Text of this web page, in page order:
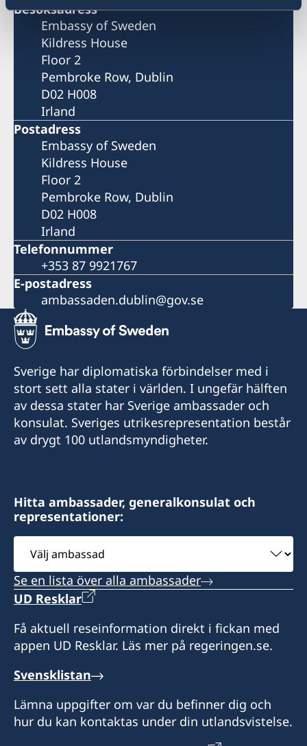
Besöksadress
Embassy of Sweden
Kildress House
Floor 2
Pembroke Row, Dublin
D02 H008
Irland
Postadress
Embassy of Sweden
Kildress House
Floor 2
Pembroke Row, Dublin
D02 H008
Irland
Telefonnummer
+353 87 9921767
E-postadress
ambassaden.dublin@gov.se
Sverige har diplomatiska förbindelser med i
stort sett alla stater i världen. I ungefär hälften
av dessa stater har Sverige ambassader och
konsulat. Sveriges utrikesrepresentation består
av drygt 100 utlandsmyndigheter.
Hitta ambassader, generalkonsulat och
representationer:
Välj
ambassad
Se en lista över alla ambassader
UD Resklar
Få aktuell reseinformation direkt i fickan med
appen UD Resklar. Läs mer på regeringen.se.
Svensklistan
Lämna uppgifter om var du befinner dig och
hur du kan kontaktas under din utlandsvistelse.